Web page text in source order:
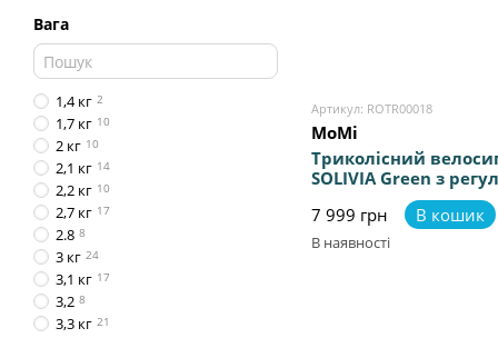
Артикул: ROTR00018
MoMi
Триколісний
SOLIVIA Green з
керма та сидіння
підсклянник у
батьківська ручка
7 999 грн В кошик
В наявності
Вага
1,4 кг 2
1,7 кг 10
2 кг 10
2,1 кг 14
2,2 кг 10
2,7 кг 17
2.8 8
3 кг 24
3,1 кг 17
3,2 8
3,3 кг 21